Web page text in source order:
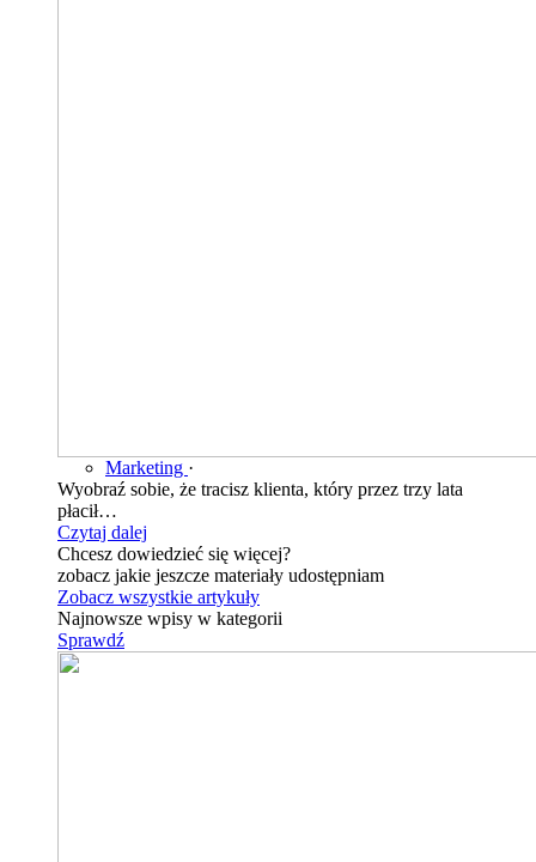
Marketing ·
Wyobraź sobie, że tracisz klienta, który przez trzy lata
płacił…
Czytaj dalej
Chcesz dowiedzieć się więcej?
zobacz jakie jeszcze materiały udostępniam
Zobacz wszystkie artykuły
Najnowsze wpisy w kategorii
Sprawdź